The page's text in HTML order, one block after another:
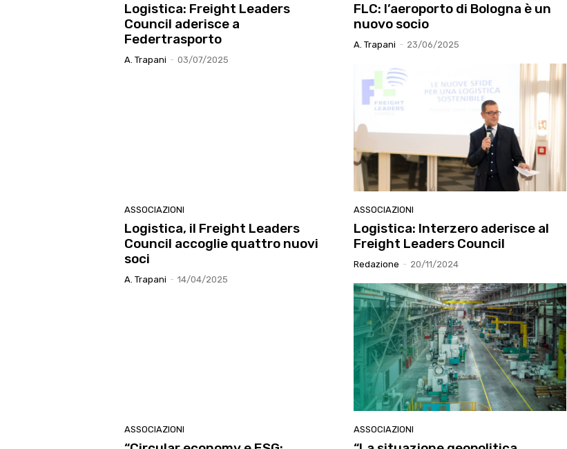
Logistica: Freight Leaders
Council aderisce a
Federtrasporto
A. Trapani - 03/07/2025
FLC: l’aeroporto di Bologna è un
nuovo socio
A. Trapani - 23/06/2025
ASSOCIAZIONI
Logistica, il Freight Leaders
Council accoglie quattro nuovi
soci
A. Trapani - 14/04/2025
ASSOCIAZIONI
Logistica: Interzero aderisce al
Freight Leaders Council
Redazione - 20/11/2024
ASSOCIAZIONI ASSOCIAZIONI